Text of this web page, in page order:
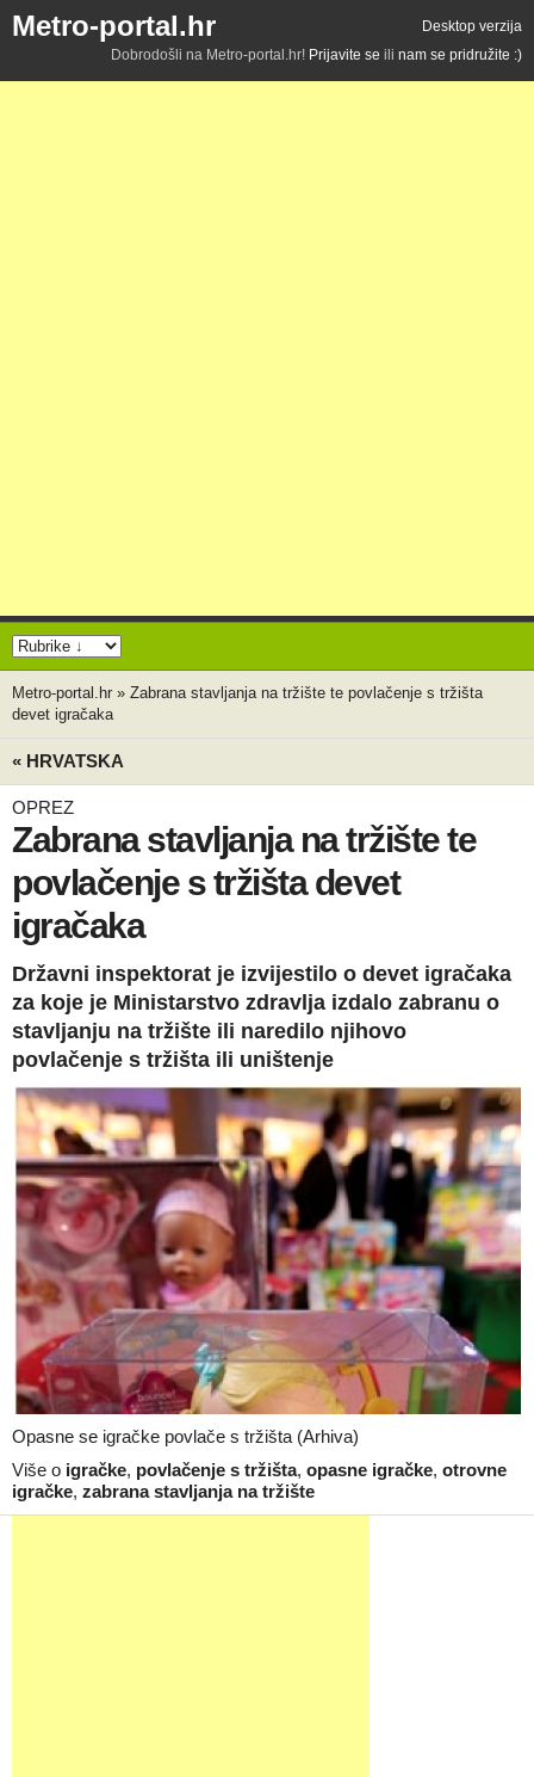
Metro-portal.hr
Desktop verzija
Dobrodošli na Metro-portal.hr! Prijavite se ili nam se pridružite :)
Metro-portal.hr » Zabrana stavljanja na tržište te povlačenje s tržišta
devet igračaka
« HRVATSKA
OPREZ
Zabrana stavljanja na tržište te
povlačenje s tržišta devet
igračaka
Državni inspektorat je izvijestilo o devet igračaka
za koje je Ministarstvo zdravlja izdalo zabranu o
stavljanju na tržište ili naredilo njihovo
povlačenje s tržišta ili uništenje
Opasne se igračke povlače s tržišta (Arhiva)
Više o igračke, povlačenje s tržišta, opasne igračke, otrovne
igračke, zabrana stavljanja na tržište